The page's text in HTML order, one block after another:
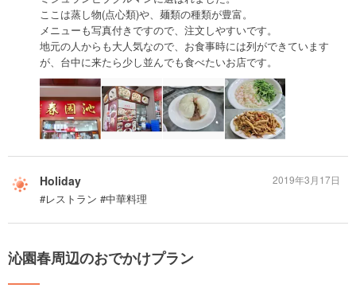
ここは蒸し物(点心類)や、麺類の種類が豊富。
メニューも写真付きですので、注文しやすいです。
地元の人からも大人気なので、お食事時には列ができています
が、台中に来たら少し並んでも食べたいお店です。
Holiday
#レストラン #中華料理
2019年3月17日
沁園春周辺のおでかけプラン